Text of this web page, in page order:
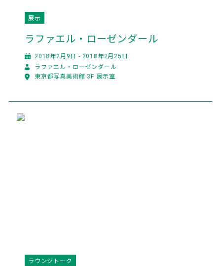
展示
ラファエル・ローゼンダール
2018年2月9日 - 2018年2月25日
ラファエル・ローゼンダール
東京都写真美術館 3F 展示室
ラウンジトーク